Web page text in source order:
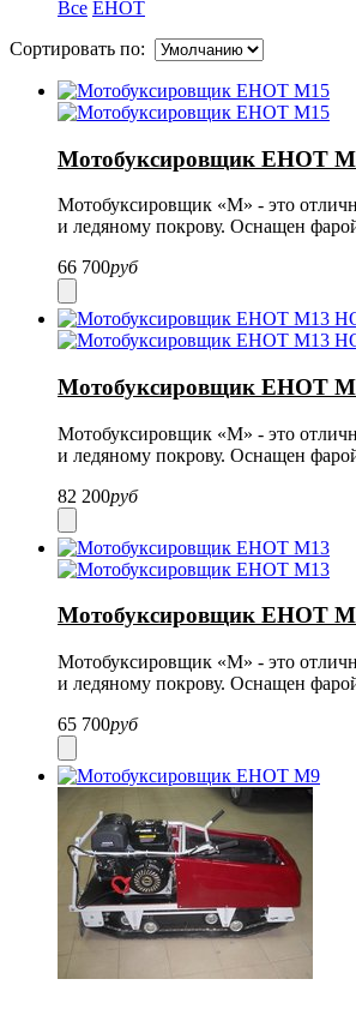
Все ЕНОТ
Сортировать по:
Мотобуксировщик ЕНОТ
Мотобуксировщик «М» - это
и ледяному покрову. Оснащен
66 700руб
Мотобуксировщик ЕНОТ
Мотобуксировщик «М» - это
и ледяному покрову. Оснащен
82 200руб
Мотобуксировщик ЕНОТ
Мотобуксировщик «М» - это
и ледяному покрову. Оснащен
65 700руб